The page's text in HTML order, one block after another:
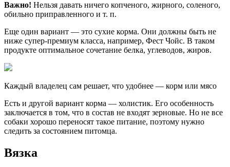
Важно! Нельзя давать ничего копченого, жирного, соленого,
обильно приправленного и т. п.
Еще один вариант — это сухие корма. Они должны быть не
ниже супер-премиум класса, например, Фест Чойс. В таком
продукте оптимальное сочетание белка, углеводов, жиров.
Каждый владелец сам решает, что удобнее — корм или мясо
Есть и другой вариант корма — холистик. Его особенность
заключается в том, что в состав не входят зерновые. Но не все
собаки хорошо переносят такое питание, поэтому нужно
следить за состоянием питомца.
Вязка